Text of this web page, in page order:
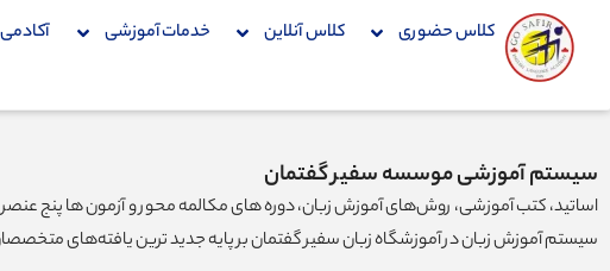
کلاس حضوری کلاس آنلاین خدمات آموزشی
سیستم آموزشی موسسه سفیر گفتمان
اساتید، کتب آموزشی، روش‌های آموزش زبان، دوره های مکالمه محور و آزمون ها
سیستم آموزش زبان در آموزشگاه زبان سفیر گفتمان بر پایه جدید ترین یافته‌های